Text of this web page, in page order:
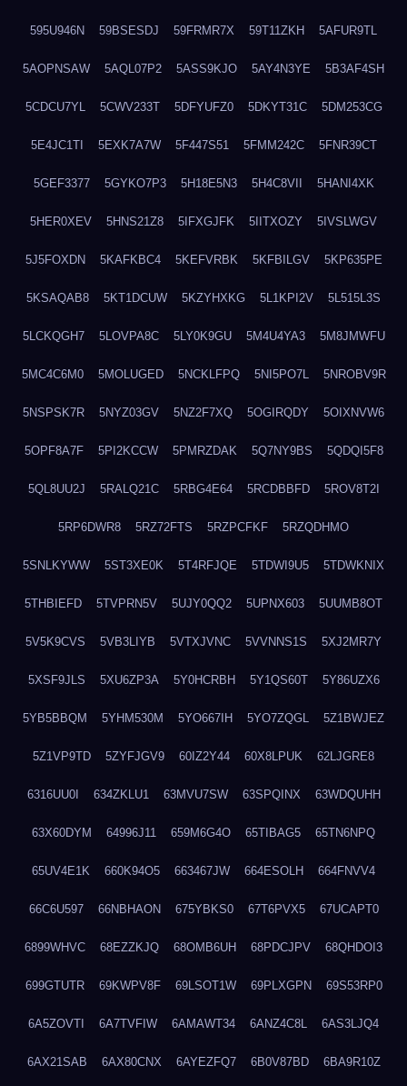
595U946N 59BSESDJ 59FRMR7X 59T11ZKH 5AFUR9TL
5AOPNSAW 5AQL07P2 5ASS9KJO 5AY4N3YE 5B3AF4SH
5CDCU7YL 5CWV233T 5DFYUFZ0 5DKYT31C 5DM253CG
5E4JC1TI 5EXK7A7W 5F447S51 5FMM242C 5FNR39CT
5GEF3377 5GYKO7P3 5H18E5N3 5H4C8VII 5HANI4XK
5HER0XEV 5HNS21Z8 5IFXGJFK 5IITXOZY 5IVSLWGV
5J5FOXDN 5KAFKBC4 5KEFVRBK 5KFBILGV 5KP635PE
5KSAQAB8 5KT1DCUW 5KZYHXKG 5L1KPI2V 5L515L3S
5LCKQGH7 5LOVPA8C 5LY0K9GU 5M4U4YA3 5M8JMWFU
5MC4C6M0 5MOLUGED 5NCKLFPQ 5NI5PO7L 5NROBV9R
5NSPSK7R 5NYZ03GV 5NZ2F7XQ 5OGIRQDY 5OIXNVW6
5OPF8A7F 5PI2KCCW 5PMRZDAK 5Q7NY9BS 5QDQI5F8
5QL8UU2J 5RALQ21C 5RBG4E64 5RCDBBFD 5ROV8T2I
5RP6DWR8 5RZ72FTS 5RZPCFKF 5RZQDHMO
5SNLKYWW 5ST3XE0K 5T4RFJQE 5TDWI9U5 5TDWKNIX
5THBIEFD 5TVPRN5V 5UJY0QQ2 5UPNX603 5UUMB8OT
5V5K9CVS 5VB3LIYB 5VTXJVNC 5VVNNS1S 5XJ2MR7Y
5XSF9JLS 5XU6ZP3A 5Y0HCRBH 5Y1QS60T 5Y86UZX6
5YB5BBQM 5YHM530M 5YO667IH 5YO7ZQGL 5Z1BWJEZ
5Z1VP9TD 5ZYFJGV9 60IZ2Y44 60X8LPUK 62LJGRE8
6316UU0I 634ZKLU1 63MVU7SW 63SPQINX 63WDQUHH
63X60DYM 64996J11 659M6G4O 65TIBAG5 65TN6NPQ
65UV4E1K 660K94O5 663467JW 664ESOLH 664FNVV4
66C6U597 66NBHAON 675YBKS0 67T6PVX5 67UCAPT0
6899WHVC 68EZZKJQ 68OMB6UH 68PDCJPV 68QHDOI3
699GTUTR 69KWPV8F 69LSOT1W 69PLXGPN 69S53RP0
6A5ZOVTI 6A7TVFIW 6AMAWT34 6ANZ4C8L 6AS3LJQ4
6AX21SAB 6AX80CNX 6AYEZFQ7 6B0V87BD 6BA9R10Z